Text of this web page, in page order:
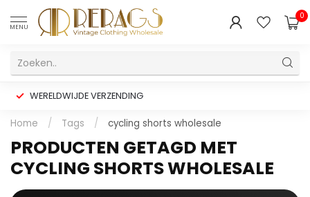
MENU
0
WERELDWIJDE VERZENDING
Home / Tags / cycling shorts wholesale
PRODUCTEN GETAGD MET
CYCLING SHORTS WHOLESALE